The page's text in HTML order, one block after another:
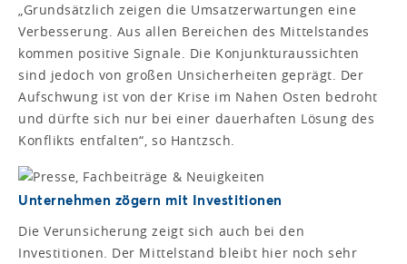
„Grundsätzlich zeigen die Umsatzerwartungen eine
Verbesserung. Aus allen Bereichen des Mittelstandes
kommen positive Signale. Die Konjunkturaussichten
sind jedoch von großen Unsicherheiten geprägt. Der
Aufschwung ist von der Krise im Nahen Osten bedroht
und dürfte sich nur bei einer dauerhaften Lösung des
Konflikts entfalten“, so Hantzsch.
Unternehmen zögern mit Investitionen
Die Verunsicherung zeigt sich auch bei den
Investitionen. Der Mittelstand bleibt hier noch sehr